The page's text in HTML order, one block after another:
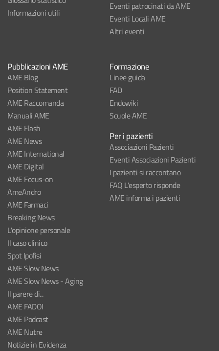
Informazioni utili
Eventi patrocinati da AME
Eventi Locali AME
Altri eventi
Pubblicazioni AME
AME Blog
Position Statement
AME Raccomanda
Manuali AME
AME Flash
AME News
AME International
AME Digital
AME Focus-on
AmeAndro
AME Farmaci
Breaking News
L'opinione personale
Il caso clinico
Spot Ipofisi
AME Slow News
AME Slow News - Aging
Il parere di...
AME FADOI
AME Podcast
AME Nutre
Notizie in Evidenza
Formazione
Linee guida
FAD
Endowiki
Scuole AME
Per i pazienti
Associazioni Pazienti
Eventi Associazioni Pazienti
I pazienti si raccontano
FAQ L'esperto risponde
AME informa i pazienti